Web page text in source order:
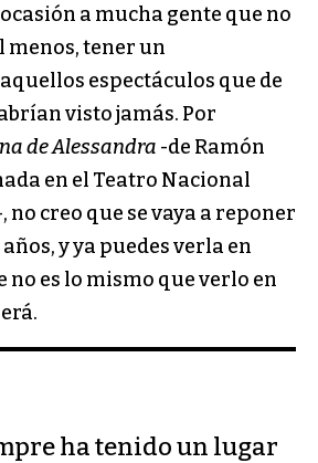
a mucha gente que no
menos, tener un
espectáculos que de
visto jamás. Por
de Alessandra -de Ramón
en el Teatro Nacional
no creo que se vaya a reponer
y ya puedes verla en
no es lo mismo que verlo en
ha tenido un lugar